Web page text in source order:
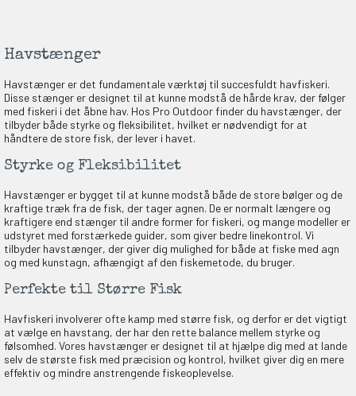
Havstænger
Havstænger er det fundamentale værktøj til succesfuldt havfiskeri.
Disse stænger er designet til at kunne modstå de hårde krav, der følger
med fiskeri i det åbne hav. Hos Pro Outdoor finder du havstænger, der
tilbyder både styrke og fleksibilitet, hvilket er nødvendigt for at
håndtere de store fisk, der lever i havet.
Styrke og Fleksibilitet
Havstænger er bygget til at kunne modstå både de store bølger og de
kraftige træk fra de fisk, der tager agnen. De er normalt længere og
kraftigere end stænger til andre former for fiskeri, og mange modeller er
udstyret med forstærkede guider, som giver bedre linekontrol. Vi
tilbyder havstænger, der giver dig mulighed for både at fiske med agn
og med kunstagn, afhængigt af den fiskemetode, du bruger.
Perfekte til Større Fisk
Havfiskeri involverer ofte kamp med større fisk, og derfor er det vigtigt
at vælge en havstang, der har den rette balance mellem styrke og
følsomhed. Vores havstænger er designet til at hjælpe dig med at lande
selv de største fisk med præcision og kontrol, hvilket giver dig en mere
effektiv og mindre anstrengende fiskeoplevelse.